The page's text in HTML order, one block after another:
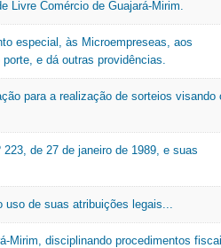
U
Livre Comércio de Guajará-Mirim.
especial, às Microempreseas, aos
e dá outras providências.
para a realização de sorteios visando
de 27 de janeiro de 1989, e suas
uso de suas atribuições legais...
Mirim, disciplinando procedimentos